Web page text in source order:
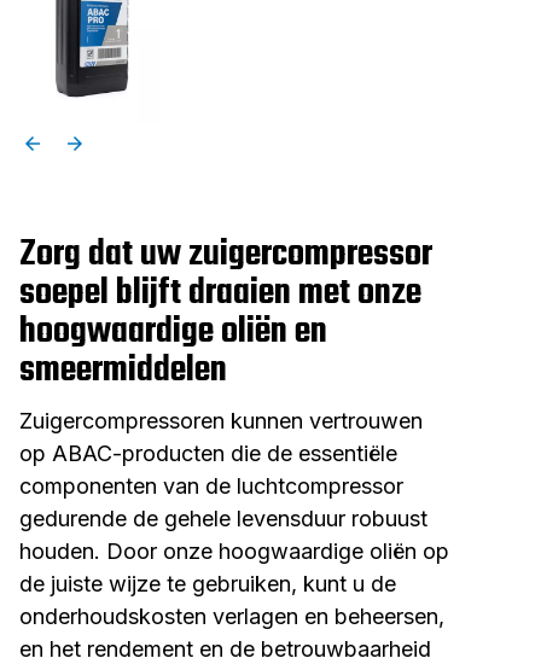
Zorg dat uw zuigercompressor
soepel blijft draaien met onze
hoogwaardige oliën en
smeermiddelen
Zuigercompressoren kunnen vertrouwen
op ABAC-producten die de essentiële
componenten van de luchtcompressor
gedurende de gehele levensduur robuust
houden. Door onze hoogwaardige oliën op
de juiste wijze te gebruiken, kunt u de
onderhoudskosten verlagen en beheersen,
en het rendement en de betrouwbaarheid